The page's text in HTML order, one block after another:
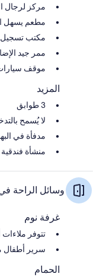
مركز لرجال
مطعم يسهل
مكتب تسجيل
ممر جيد
موقف
المزيد
3 طوابق
لا يُسمح
مدفأة في
منشأة فندقية
وسائل الراحة
غرفة نوم
تتوفر
سرير أطفال
الحمام